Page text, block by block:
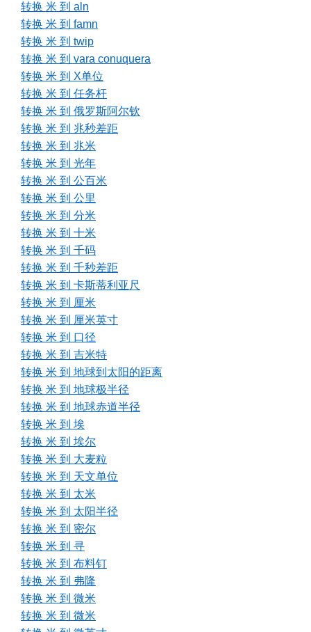
转换 米 到 aln
转换 米 到 famn
转换 米 到 twip
转换 米 到 vara conuquera
转换 米 到 X单位
转换 米 到 任务杆
转换 米 到 俄罗斯阿尔钦
转换 米 到 兆秒差距
转换 米 到 兆米
转换 米 到 光年
转换 米 到 公百米
转换 米 到 公里
转换 米 到 分米
转换 米 到 十米
转换 米 到 千码
转换 米 到 千秒差距
转换 米 到 卡斯蒂利亚尺
转换 米 到 厘米
转换 米 到 厘米英寸
转换 米 到 口径
转换 米 到 吉米特
转换 米 到 地球到太阳的距离
转换 米 到 地球极半径
转换 米 到 地球赤道半径
转换 米 到 埃
转换 米 到 埃尔
转换 米 到 大麦粒
转换 米 到 天文单位
转换 米 到 太米
转换 米 到 太阳半径
转换 米 到 密尔
转换 米 到 寻
转换 米 到 布料钉
转换 米 到 弗隆
转换 米 到 微米
转换 米 到 微米